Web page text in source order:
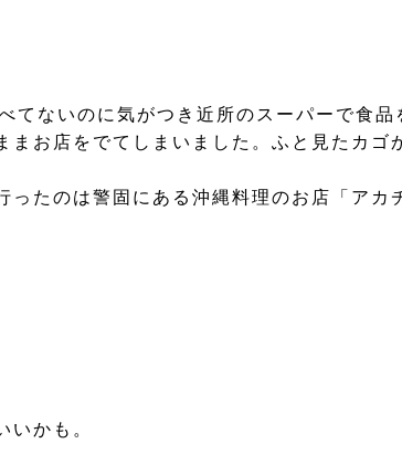
ないのに気がつき近所のスーパーで食
お店をでてしまいました。ふと見たカゴ
たのは警固にある沖縄料理のお店「アカ
いかも。